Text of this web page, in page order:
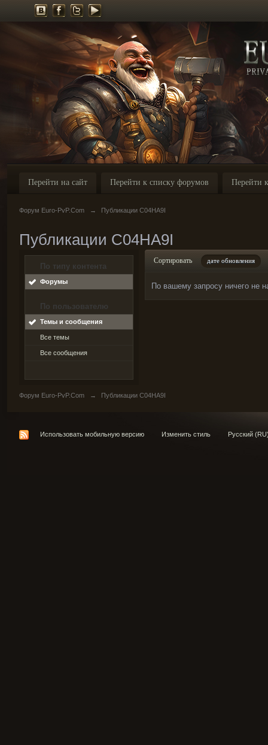
Перейти на сайт Перейти к списку форумов Перейти
Форум Euro-PvP.Com → Публикации C04HA9I
Публикации C04HA9I
По типу контента
Форумы
По пользователю
Темы и сообщения
Все темы
Все сообщения
Сортировать дате обновления
По вашему запросу ничего не
Форум Euro-PvP.Com → Публикации C04HA9I
Использовать мобильную версию Изменить стиль Русский